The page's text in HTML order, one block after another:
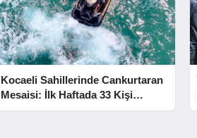
Kocaeli Sahillerinde Cankurtaran
Mesaisi: İlk Haftada 33 Kişi
Kurtarıldı